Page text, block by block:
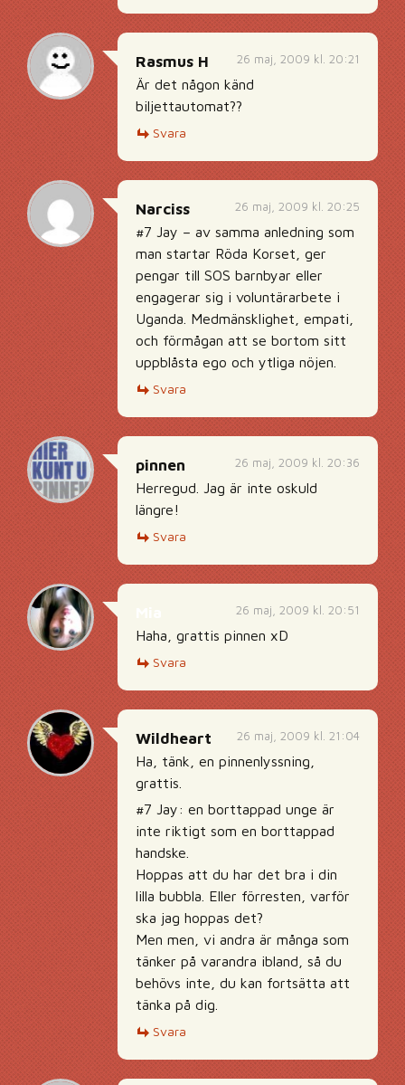
26 maj, 2009 kl. 20:21
Rasmus H
Är det någon känd
biljettautomat??
Svara
26 maj, 2009 kl. 20:25
Narciss
#7 Jay – av samma anledning som
man startar Röda Korset, ger
pengar till SOS barnbyar eller
engagerar sig i voluntärarbete i
Uganda. Medmänsklighet, empati,
och förmågan att se bortom sitt
uppblåsta ego och ytliga nöjen.
Svara
26 maj, 2009 kl. 20:36
pinnen
Herregud. Jag är inte oskuld
längre!
Svara
26 maj, 2009 kl. 20:51
Haha, grattis pinnen xD
Svara
26 maj, 2009 kl. 21:04
Wildheart
Ha, tänk, en pinnenlyssning,
grattis.
#7 Jay: en borttappad unge är
inte riktigt som en borttappad
handske.
Hoppas att du har det bra i din
lilla bubbla. Eller förresten, varför
ska jag hoppas det?
Men men, vi andra är många som
tänker på varandra ibland, så du
behövs inte, du kan fortsätta att
tänka på dig.
Svara